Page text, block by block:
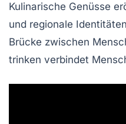
Kulinarische Genüsse
und regionale
Brücke zwischen
trinken verbindet